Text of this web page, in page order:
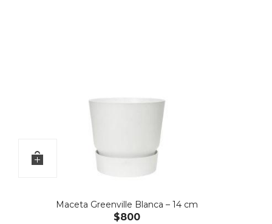
Maceta Greenville Blanca – 14 cm
$800